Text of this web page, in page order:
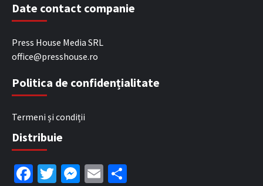
Date contact companie
Press House Media SRL
office@presshouse.ro
Politica de confidențialitate
Termeni și condiții
Distribuie
Facebook
Twitter
Messenger
Email